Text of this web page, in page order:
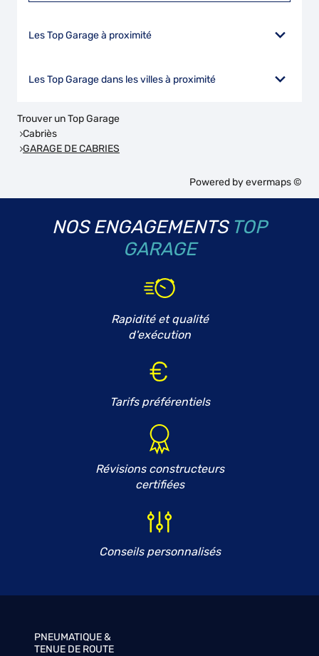
Les Top Garage à proximité
Les Top Garage dans les villes à proximité
Trouver un Top Garage
Cabriès
GARAGE DE CABRIES
Powered byevermaps ©
NOS ENGAGEMENTS TOP
GARAGE
Rapidité et qualité
d'exécution
Tarifs préférentiels
Révisions constructeurs
certifiées
Conseils personnalisés
PNEUMATIQUE &
TENUE DE ROUTE